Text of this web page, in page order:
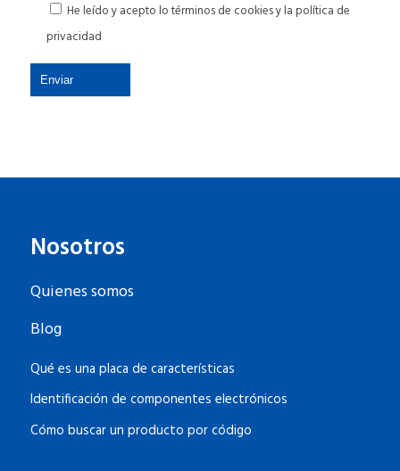
He leído y acepto lo términos de cookies y lapolítica de
privacidad
Nosotros
Quienes somos
Blog
Qué es una placa de características
Identificación de componentes electrónicos
Cómo buscar un producto por código